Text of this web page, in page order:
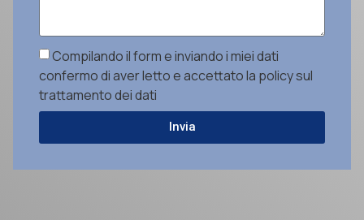
Compilando il form e inviando i miei dati
confermo di aver letto e accettato la policy sul
trattamento dei dati
Invia